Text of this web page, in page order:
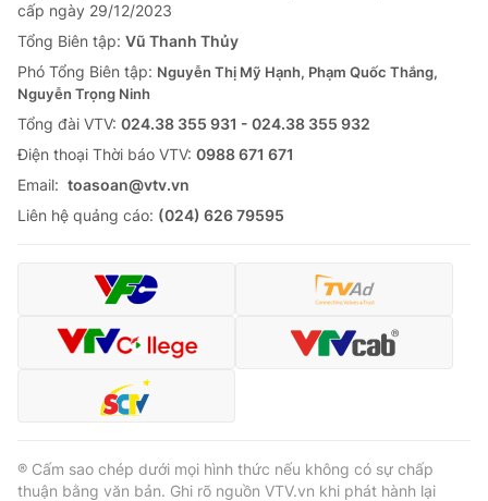
cấp ngày 29/12/2023
Tổng Biên tập: Vũ Thanh Thủy
Phó Tổng Biên tập: Nguyễn Thị Mỹ Hạnh, Phạm Quốc Thắng,
Nguyễn Trọng Ninh
Tổng đài VTV: 024.38 355 931 - 024.38 355 932
Ðiện thoại Thời báo VTV: 0988 671 671
Email: toasoan@vtv.vn
Liên hệ quảng cáo: (024) 626 79595
® Cấm sao chép dưới mọi hình thức nếu không có sự chấp
thuận bằng văn bản. Ghi rõ nguồn VTV.vn khi phát hành lại